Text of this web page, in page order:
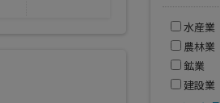
水産業
農林業
鉱業
建設業